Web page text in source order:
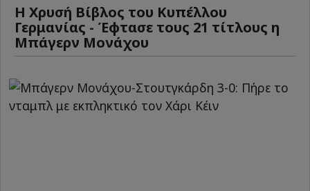
Η Χρυσή Βίβλος του Κυπέλλου
Γερμανίας - Έφτασε τους 21 τίτλους η
Μπάγερν Μονάχου